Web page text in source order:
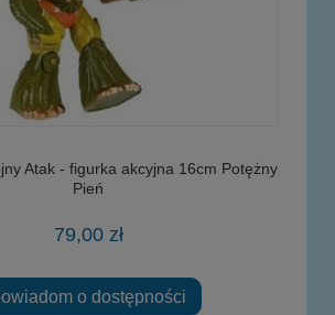
Atak - figurka akcyjna 16cm Potężny
Pień
79,00 zł
o dostępności